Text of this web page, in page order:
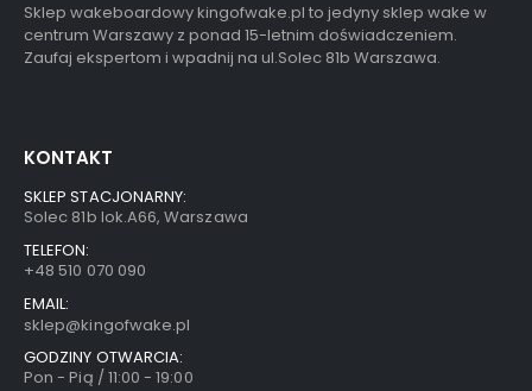
Sklep wakeboardowy kingofwake.pl to jedyny sklep wake w
centrum Warszawy z ponad 15-letnim doświadczeniem.
Zaufaj ekspertom i wpadnij na ul.Solec 81b Warszawa.
KONTAKT
SKLEP STACJONARNY:
Solec 81b lok.A66, Warszawa
TELEFON:
+48 510 070 090
EMAIL:
sklep@kingofwake.pl
GODZINY OTWARCIA:
Pon - Pią / 11:00 - 19:00